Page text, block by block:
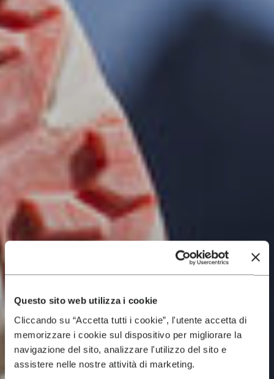
Questo sito web utilizza i cookie
Cliccando su “Accetta tutti i cookie”, l'utente accetta di
memorizzare i cookie sul dispositivo per migliorare la
navigazione del sito, analizzare l'utilizzo del sito e
assistere nelle nostre attività di marketing.